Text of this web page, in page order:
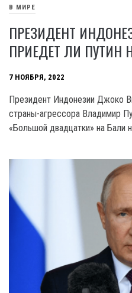
В МИРЕ
ПРЕЗИДЕНТ
ПРИЕДЕТ ЛИ ПУТИН
7 НОЯБРЯ, 2022
Президент Индонезии Джоко
страны-агрессора Владимир
«Большой двадцатки» на